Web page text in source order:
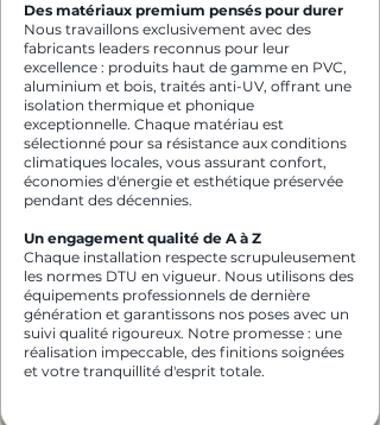
Des matériaux premium pensés pour durer
Nous travaillons exclusivement avec des
fabricants leaders reconnus pour leur
excellence : produits haut de gamme en PVC,
aluminium et bois, traités anti-UV, offrant une
isolation thermique et phonique
exceptionnelle. Chaque matériau est
sélectionné pour sa résistance aux conditions
climatiques locales, vous assurant confort,
économies d'énergie et esthétique préservée
pendant des décennies.
Un engagement qualité de A à Z
Chaque installation respecte scrupuleusement
les normes DTU en vigueur. Nous utilisons des
équipements professionnels de dernière
génération et garantissons nos poses avec un
suivi qualité rigoureux. Notre promesse : une
réalisation impeccable, des finitions soignées
et votre tranquillité d'esprit totale.